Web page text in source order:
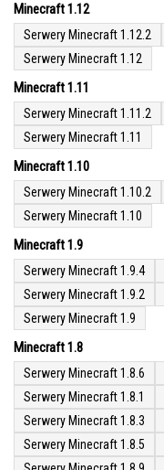
Minecraft 1.12
Serwery Minecraft 1.12.2
Serwery Minecraft 1.12
Minecraft 1.11
Serwery Minecraft 1.11.2
Serwery Minecraft 1.11
Minecraft 1.10
Serwery Minecraft 1.10.2
Serwery Minecraft 1.10
Minecraft 1.9
Serwery Minecraft 1.9.4
Serwery Minecraft 1.9.2
Serwery Minecraft 1.9
Minecraft 1.8
Serwery Minecraft 1.8.6
Serwery Minecraft 1.8.1
Serwery Minecraft 1.8.3
Serwery Minecraft 1.8.5